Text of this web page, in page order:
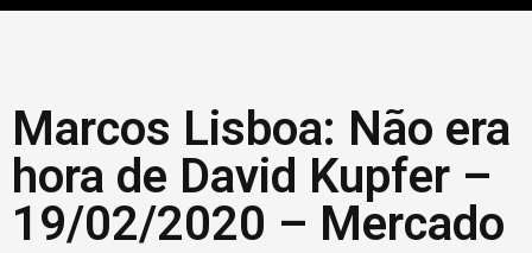
Marcos Lisboa: Não era
hora de David Kupfer –
19/02/2020 – Mercado